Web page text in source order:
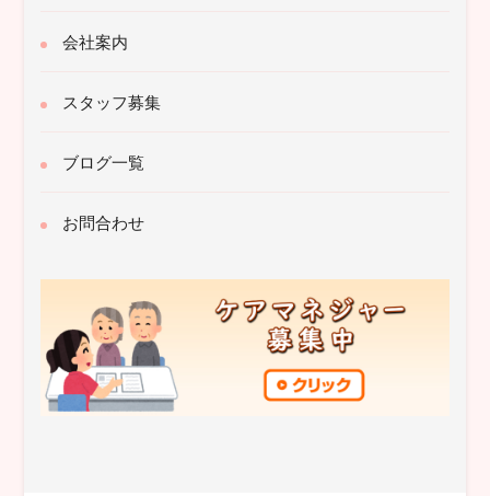
会社案内
スタッフ募集
ブログ一覧
お問合わせ